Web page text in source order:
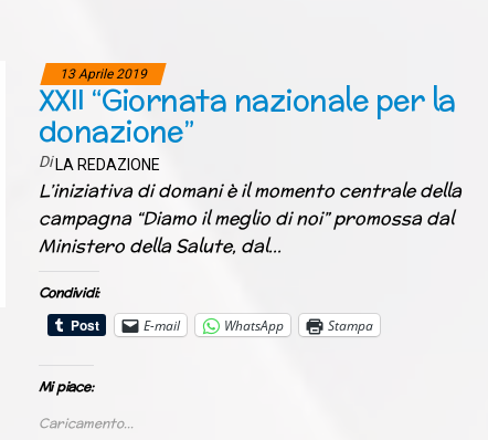
13 Aprile 2019
XXII “Giornata nazionale per la
donazione”
Di LA REDAZIONE
L’iniziativa di domani è il momento centrale della
campagna “Diamo il meglio di noi” promossa dal
Ministero della Salute, dal…
Condividi:
E-mail
WhatsApp Stampa
Mi piace:
Caricamento...